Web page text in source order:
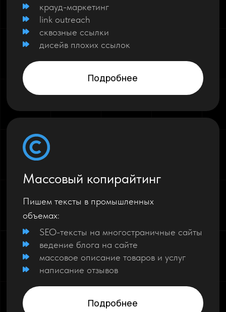
крауд-маркетинг
link outreach
сквозные ссылки
дисейв плохих ссылок
Подробнее
Массовый копирайтинг
Пишем тексты в промышленных
объемах:
SEO-тексты на многостраничные сайты
ведение блога на сайте
массовое описание товаров и услуг
написание отзывов
Подробнее